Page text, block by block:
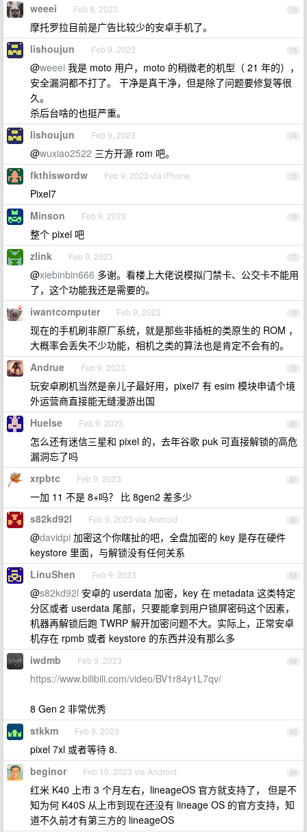
72
weeei Feb 9, 2023
摩托罗拉目前是广告比较少的安卓手机了。
73
lishoujun Feb 9, 2023
@weeei 我是 moto 用户，moto 的稍微老的机型（ 21 年的），
安全漏洞都不打了。 干净是真干净，但是除了问题要修复等很
久。
杀后台啥的也挺严重。
74
lishoujun Feb 9, 2023
@wuxiao2522 三方开源 rom 吧。
75
fkthiswordw Feb 9, 2023 via iPhone
Pixel7
76
Minson Feb 9, 2023
整个 pixel 吧
77
zlink Feb 9, 2023
@xiebinbin666 多谢。看楼上大佬说模拟门禁卡、公交卡不能用
了，这个功能我还是需要的。
78
iwantcomputer Feb 9, 2023
现在的手机刷非原厂系统，就是那些非插桩的类原生的 ROM ，
大概率会丢失不少功能，相机之类的算法也是肯定不会有的。
79
Andrue Feb 9, 2023
玩安卓刷机当然是亲儿子最好用，pixel7 有 esim 模块申请个境
外运营商直接能无缝漫游出国
80
Huelse Feb 9, 2023
怎么还有迷信三星和 pixel 的，去年谷歌 puk 可直接解锁的高危
漏洞忘了吗
81
xrpbtc Feb 9, 2023
一加 11 不是 8+吗？ 比 8gen2 差多少
82
s82kd92l Feb 9, 2023 via Android
@davidpi 加密这个你瞎扯的吧，全盘加密的 key 是存在硬件
keystore 里面，与解锁没有任何关系
83
LinuShen Feb 9, 2023
@s82kd92l 安卓的 userdata 加密，key 在 metadata 这类特定
分区或者 userdata 尾部，只要能拿到用户锁屏密码这个因素，
机器再解锁后跑 TWRP 解开加密问题不大。实际上，正常安卓
机存在 rpmb 或者 keystore 的东西并没有那么多
84
iwdmb Feb 9, 2023
https://www.bilibili.com/video/BV1r84y1L7qv/
8 Gen 2 非常优秀
85
stkkm Feb 9, 2023
pixel 7xl 或者等待 8.
86
beginor Feb 10, 2023 via Android
红米 K40 上市 3 个月左右，lineageOS 官方就支持了， 但是不
知为何 K40S 从上市到现在还没有 lineage OS 的官方支持，知
道不久前才有第三方的 lineageOS